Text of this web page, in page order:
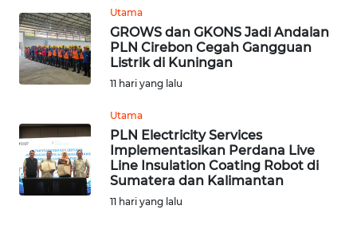
Utama
GROWS dan GKONS Jadi Andalan
PLN Cirebon Cegah Gangguan
Listrik di Kuningan
11 hari yang lalu
Utama
PLN Electricity Services
Implementasikan Perdana Live
Line Insulation Coating Robot di
Sumatera dan Kalimantan
11 hari yang lalu
WN
JABAR
WN
WN
NTT
WN